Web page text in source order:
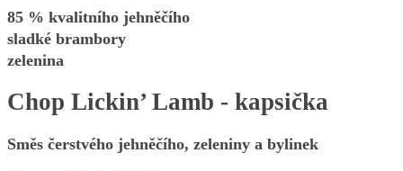
85 % kvalitního jehněčího
sladké brambory
zelenina
Chop Lickin’ Lamb - kapsička
Směs čerstvého jehněčího, zeleniny a bylinek